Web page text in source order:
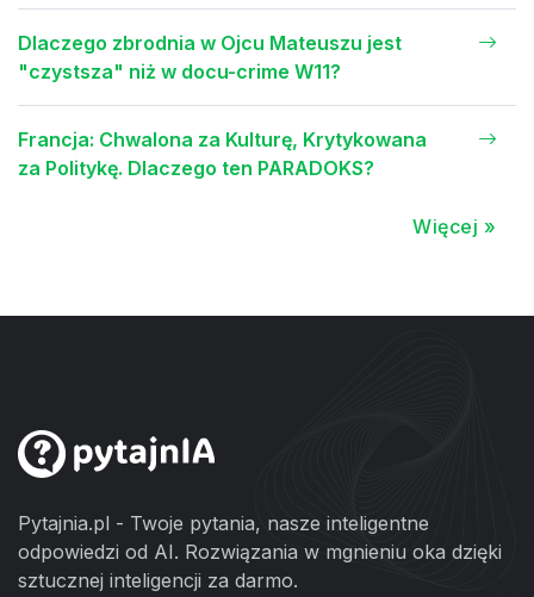
Dlaczego zbrodnia w Ojcu Mateuszu jest
"czystsza" niż w docu-crime W11?
Francja: Chwalona za Kulturę, Krytykowana
za Politykę. Dlaczego ten PARADOKS?
Więcej »
Pytajnia.pl - Twoje pytania, nasze inteligentne
odpowiedzi od AI. Rozwiązania w mgnieniu oka dzięki
sztucznej inteligencji za darmo.